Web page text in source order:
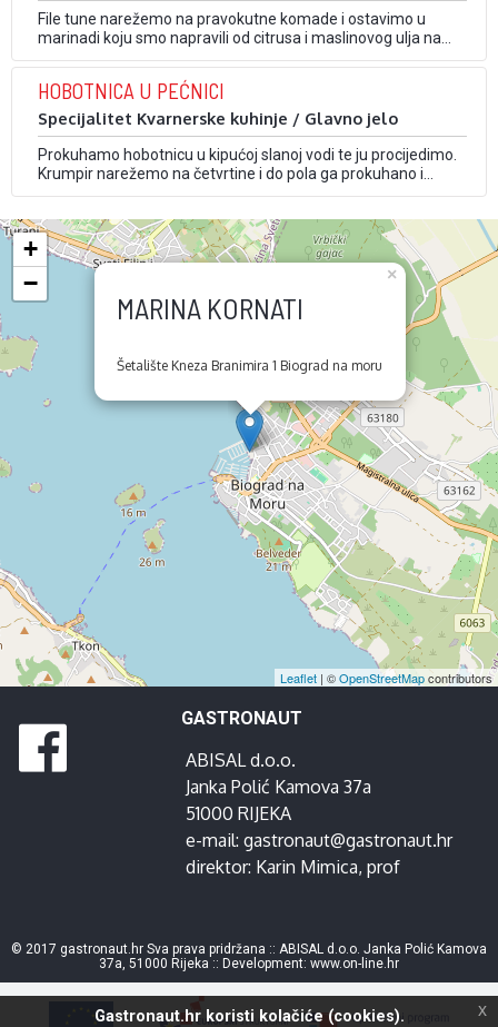
File tune narežemo na pravokutne komade i ostavimo u
marinadi koju smo napravili od citrusa i maslinovog ulja na
hladnome minimalno 24 sata. Nakon toga tunu narežemo na
uljem, mljevenim paprom, cvijetom soli i kaparama.
HOBOTNICA U PEĆNICI
Specijalitet Kvarnerske kuhinje / Glavno jelo
Prokuhamo hobotnicu u kipućoj slanoj vodi te ju procijedimo.
Krumpir narežemo na četvrtine i do pola ga prokuhano i
ocijedimo. Povrće narežemo na trakice te ga do pola ispržimo
nalazi povrće dodamo narezanu hobotnicu (na krupno, …
MARINA KORNATI
Šetalište Kneza Branimira 1 Biograd na moru
×
+
−
Leaflet | ©OpenStreetMapcontributors
GASTRONAUT
ABISAL d.o.o.
Janka Polić Kamova 37a
51000 RIJEKA
e-mail: gastronaut@gastronaut.hr
direktor: Karin Mimica, prof
© 2017 gastronaut.hr Sva prava pridržana :: ABISAL d.o.o. Janka Polić Kamova
37a, 51000 Rijeka :: Development: www.on-line.hr
Gastronaut.hr koristi kolačiće (cookies). x